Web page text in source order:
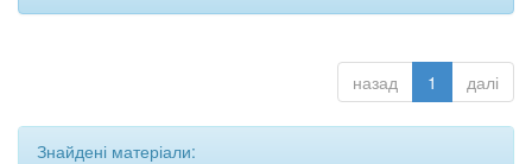
назад 1 далі
Знайдені матеріали: